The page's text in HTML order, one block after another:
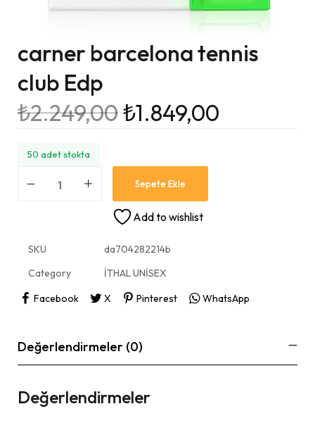
carner barcelona tennis
club Edp
₺2.249,00₺1.849,00
50 adet stokta
Sepete Ekle
Add to wishlist
SKU
da704282214b
Category
İTHAL UNİSEX
Facebook
X Pinterest WhatsApp
Değerlendirmeler (0)
Değerlendirmeler